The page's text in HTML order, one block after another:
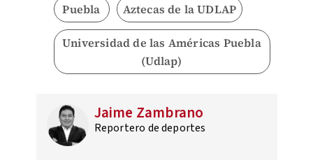
Puebla Aztecas de la UDLAP
Universidad de las Américas Puebla
(Udlap)
Jaime Zambrano
Reportero de deportes